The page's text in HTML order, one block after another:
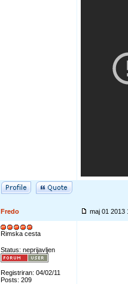
Fredo maj 01
Rimska cesta
Status: neprijavljen
Registriran: 04/02/11
Posts: 209